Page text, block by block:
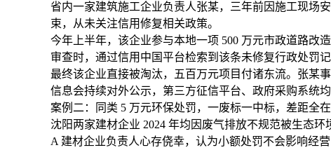
省内一家建筑施工企业负责人张某，三年前因施工现场
束，从未关注信用修复相关政策。
今年上半年，该企业参与本地一项 500 万元市政道路改
审查时，通过信用中国平台检索到该条未修复行政处罚
最终该企业直接被淘汰，五百万元项目付诸东流。张某
信息会持续对外公示，第三方征信平台、政府采购系统
案例二：同类 5 万元环保处罚，一废标一中标，差距全
沈阳两家建材企业 2024 年均因废气排放不规范被生态
A 建材企业负责人心存侥幸，认为小额处罚不会影响经